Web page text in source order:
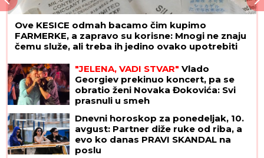
Ove KESICE odmah bacamo čim kupimo
FARMERKE, a zapravo su korisne: Mnogi ne znaju
čemu služe, ali treba ih jedino ovako upotrebiti
"JELENA, VADI STVAR" Vlado
Georgiev prekinuo koncert, pa se
obratio ženi Novaka Đokovića: Svi
prasnuli u smeh
Dnevni horoskop za ponedeljak, 10.
avgust: Partner diže ruke od riba, a
evo ko danas PRAVI SKANDAL na
poslu